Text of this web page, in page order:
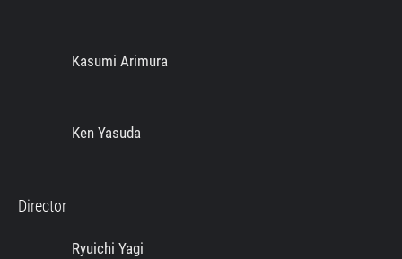
Kasumi Arimura
Ken Yasuda
Director
Ryuichi Yagi